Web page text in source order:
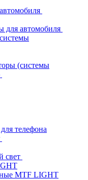
для автомобиля
(системы
телефона
свет
MTF LIGHT